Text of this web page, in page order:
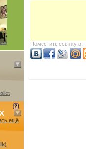
ещё
Поместить ссылку в: